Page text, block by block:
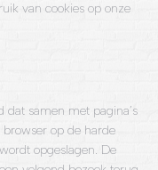
van cookies op onze
dat samen met pagina’s
op de harde
opgeslagen. De